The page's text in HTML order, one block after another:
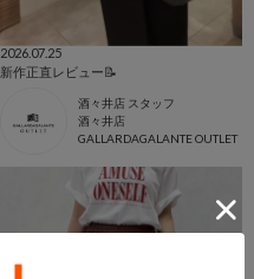
2026.07.25
新作正直レビュー📝
酒々井店 スタッフ
酒々井店
GALLARDAGALANTE OUTLET